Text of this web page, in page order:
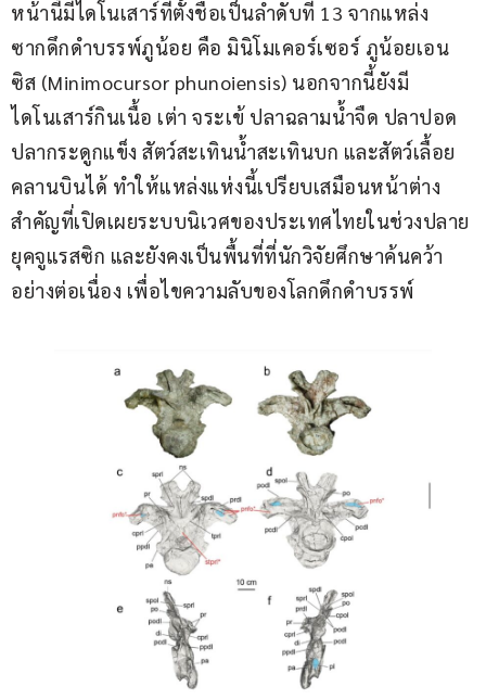
หน้านี้มีไดโนเสาร์ที่ตั้งชื่อเป็นลำดับที่ 13 จากแหล่ง
ซากดึกดำบรรพ์ภูน้อย คือ มินิโมเคอร์เซอร์ ภูน้อยเอน
ซิส (Minimocursor phunoiensis) นอกจากนี้ยังมี
ไดโนเสาร์กินเนื้อ เต่า จระเข้ ปลาฉลามน้ำจืด ปลาปอด
ปลากระดูกแข็ง สัตว์สะเทินน้ำสะเทินบก และสัตว์เลื้อย
คลานบินได้ ทำให้แหล่งแห่งนี้เปรียบเสมือนหน้าต่าง
สำคัญที่เปิดเผยระบบนิเวศของประเทศไทยในช่วงปลาย
ยุคจูแรสซิก และยังคงเป็นพื้นที่ที่นักวิจัยศึกษาค้นคว้า
อย่างต่อเนื่อง เพื่อไขความลับของโลกดึกดำบรรพ์